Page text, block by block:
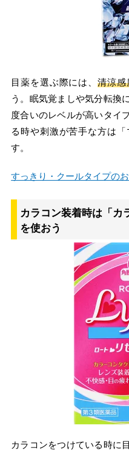
目薬を選ぶ際には、 清涼感
う。眠気覚ましや気分転換
度合いのレベルが高いタイ
る時や刺激が苦手な方は
す。
すっきり・クールタイプの
カラコン装着時は「カ
を使おう
カラコンをつけている時に